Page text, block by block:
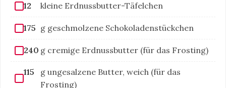
12 kleine Erdnussbutter-Täfelchen
175 g geschmolzene Schokoladenstückchen
240 g cremige Erdnussbutter (für das Frosting)
115
g ungesalzene Butter, weich (für das
Frosting)